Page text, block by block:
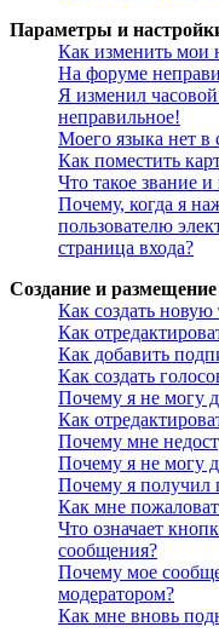
Параметры и
Как изменить мои
На форуме
Я изменил
неправильное!
Моего языка нет в
Как поместить
Что такое звание
Почему, когда я
пользователю
страница входа?
Создание и
Как создать новую
Как
Как добавить
Как создать
Почему я не могу
Как
Почему мне
Почему я не могу
Почему я получил
Как мне
Что означает
сообщения?
Почему мое
модератором?
Как мне вновь